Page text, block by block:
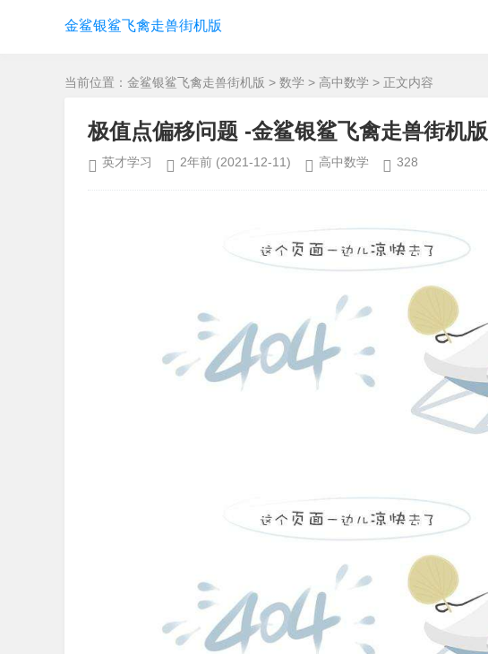
金鲨银鲨飞禽走兽街机版
当前位置： 金鲨银鲨飞禽走兽街机版 > 数学 > 高中数学 > 正文内容
极值点偏移问题 -金鲨银鲨飞禽走兽街机版
英才学习 2年前 (2021-12-11) 高中数学 328